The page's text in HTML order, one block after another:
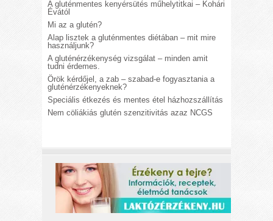
A gluténmentes kenyérsütés műhelytitkai – Kohári
Évától
Mi az a glutén?
Alap lisztek a gluténmentes diétában – mit mire
használjunk?
A gluténérzékenység vizsgálat – minden amit
tudni érdemes.
Örök kérdőjel, a zab – szabad-e fogyasztania a
gluténérzékenyeknek?
Speciális étkezés és mentes étel házhozszállítás
Nem cöliákiás glutén szenzitivitás azaz NCGS